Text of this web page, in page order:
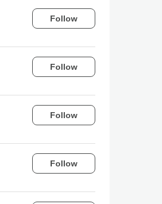
Follow
Follow
Follow
Follow